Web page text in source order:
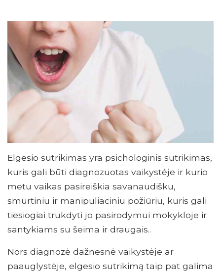
Elgesio sutrikimas yra psichologinis sutrikimas,
kuris gali būti diagnozuotas vaikystėje ir kurio
metu vaikas pasireiškia savanaudišku,
smurtiniu ir manipuliaciniu požiūriu, kuris gali
tiesiogiai trukdyti jo pasirodymui mokykloje ir
santykiams su šeima ir draugais..
Nors diagnozė dažnesnė vaikystėje ar
paauglystėje, elgesio sutrikimą taip pat galima